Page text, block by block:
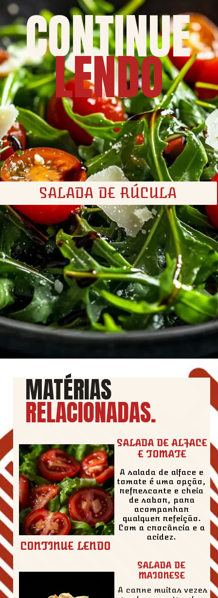
CONTINUE
LENDO
SALADA DE RÚCULA
https://churrasco.coz.br/bife-de-chorizo/
MATÉRIAS
RELACIONADAS.
SALADA DE ALFACE
E TOMATE
A salada de alface e
tomate é uma opção,
refrescante e cheia
de sabor, para
acompanhar
qualquer refeição.
Com a crocância e a
acidez.
CONTINUE LENDO
SALADA DE
MAIONESE
A carne muitas vezes